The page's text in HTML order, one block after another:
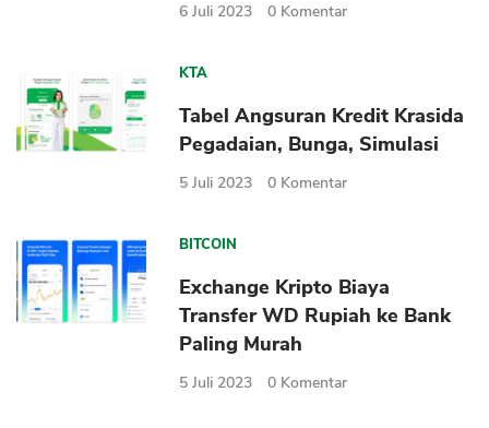
6 Juli 2023 0 Komentar
KTA
Tabel Angsuran Kredit Krasida
Pegadaian, Bunga, Simulasi
5 Juli 2023 0 Komentar
BITCOIN
Exchange Kripto Biaya
Transfer WD Rupiah ke Bank
Paling Murah
5 Juli 2023 0 Komentar